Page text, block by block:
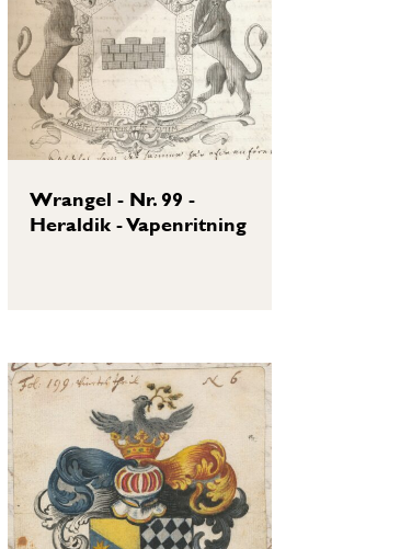
Wrangel - Nr. 99 -
Heraldik - Vapenritning